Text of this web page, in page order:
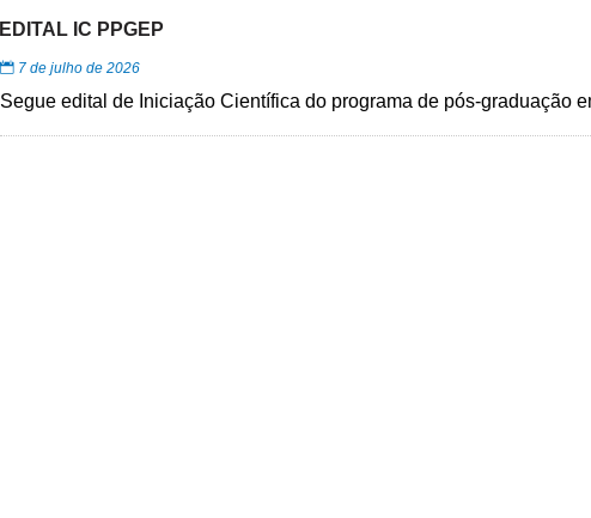
EDITAL IC PPGEP
7 de julho de 2026
Segue edital de Iniciação Científica do programa de pós-graduação